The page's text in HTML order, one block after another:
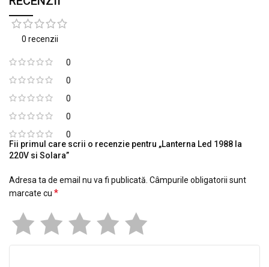
0 recenzii
0
0
0
0
0
Fii primul care scrii o recenzie pentru „Lanterna Led 1988 la
220V si Solara”
Adresa ta de email nu va fi publicată. Câmpurile obligatorii sunt
marcate cu *